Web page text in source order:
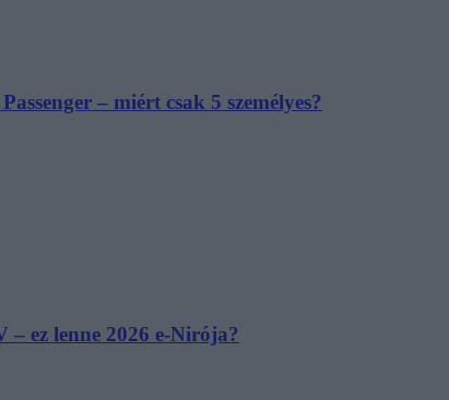
– miért csak 5 személyes?
ez lenne 2026 e-Nirója?